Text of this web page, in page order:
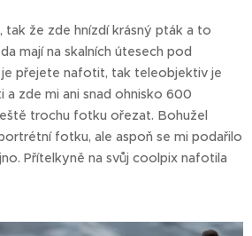
tak že zde hnízdí krásný pták a to
mají na skalních útesech pod
je přejete nafotit, tak teleobjektiv je
zde mi ani snad ohnisko 600
trochu fotku ořezat. Bohužel
fotku, ale aspoň se mi podařilo
Přítelkyně na svůj coolpix nafotila